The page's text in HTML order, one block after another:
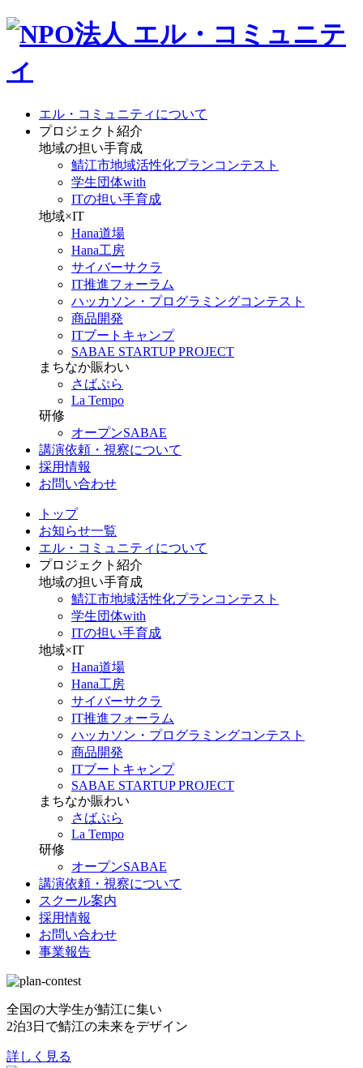
エル・コミュニティについて
プロジェクト紹介
地域の担い手育成
鯖江市地域活性化プランコンテスト
学生団体with
ITの担い手育成
地域×IT
Hana道場
Hana工房
サイバーサクラ
IT推進フォーラム
ハッカソン・プログラミングコンテスト
商品開発
ITブートキャンプ
SABAE STARTUP PROJECT
まちなか賑わい
さばぷら
La Tempo
研修
オープンSABAE
講演依頼・視察について
採用情報
お問い合わせ
トップ
お知らせ一覧
エル・コミュニティについて
プロジェクト紹介
地域の担い手育成
鯖江市地域活性化プランコンテスト
学生団体with
ITの担い手育成
地域×IT
Hana道場
Hana工房
サイバーサクラ
IT推進フォーラム
ハッカソン・プログラミングコンテスト
商品開発
ITブートキャンプ
SABAE STARTUP PROJECT
まちなか賑わい
さばぷら
La Tempo
研修
オープンSABAE
講演依頼・視察について
スクール案内
採用情報
お問い合わせ
事業報告
全国の大学生が鯖江に集い
2泊3日で鯖江の未来をデザイン
詳しく見る